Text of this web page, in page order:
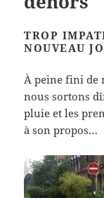
TROP
NOUVEAU
À peine fini de
nous sortons
pluie et les
à son propos…